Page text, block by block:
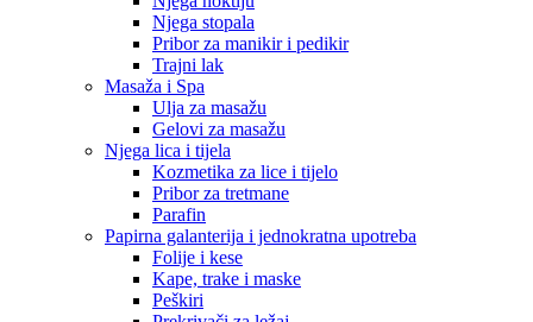
Njega stopala
Pribor za manikir i pedikir
Trajni lak
Masaža i Spa
Ulja za masažu
Gelovi za masažu
Njega lica i tijela
Kozmetika za lice i tijelo
Pribor za tretmane
Parafin
Papirna galanterija i jednokratna upotreba
Folije i kese
Kape, trake i maske
Peškiri